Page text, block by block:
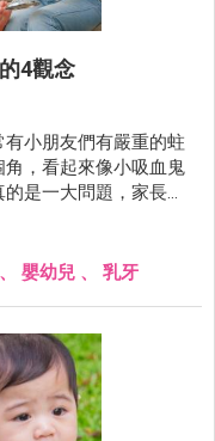
4觀念
小朋友們有嚴重的蛀
，看起來像小吸血鬼
是一大問題，家長可
與錯誤觀念讓大家參
、 嬰幼兒 、 乳牙